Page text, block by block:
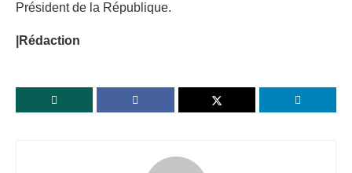
Président de la République.
|Rédaction